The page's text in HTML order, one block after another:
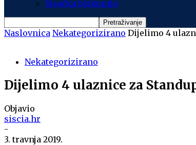
Sisačka biskupija
Naslovnica Nekategorizirano Dijelimo 4
Nekategorizirano
Dijelimo 4 ulaznice za
Objavio
siscia.hr
-
3. travnja 2019.